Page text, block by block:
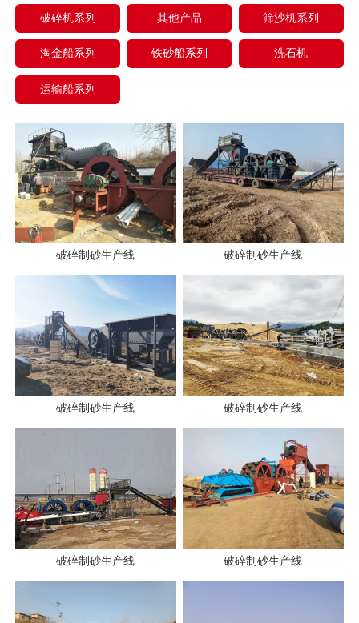
破碎机系列 其他产品 筛沙机系列
淘金船系列 铁砂船系列 洗石机
运输船系列
破碎制砂生产线 破碎制砂生产线
破碎制砂生产线 破碎制砂生产线
破碎制砂生产线 破碎制砂生产线